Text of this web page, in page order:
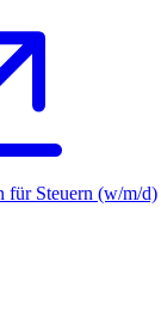
für Steuern (w/m/d)